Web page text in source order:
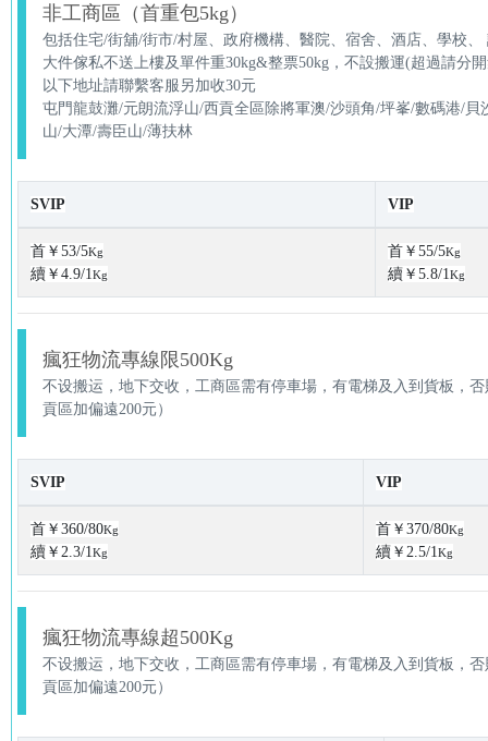
非工商區（首重包5kg）
包括住宅/街舖/街市/村屋、政府機構、醫院、宿舍、酒店、學校、
大件傢私不送上樓及單件重30kg&整票50kg，不設搬運(超過請分
以下地址請聯繫客服另加收30元
屯門龍鼓灘/元朗流浮山/西貢全區除將軍澳/沙頭角/坪峯/數碼港/
山/大潭/壽臣山/薄扶林
SVIP VIP
首￥53/5Kg
續￥4.9/1Kg
首￥55/5Kg
續￥5.8/1Kg
瘋狂物流專線限500Kg
不设搬运，地下交收，工商區需有停車場，有電梯及入到貨板，
貢區加偏遠200元）
SVIP VIP
首￥360/80Kg
續￥2.3/1Kg
首￥370/80Kg
續￥2.5/1Kg
瘋狂物流專線超500Kg
不设搬运，地下交收，工商區需有停車場，有電梯及入到貨板，
貢區加偏遠200元）